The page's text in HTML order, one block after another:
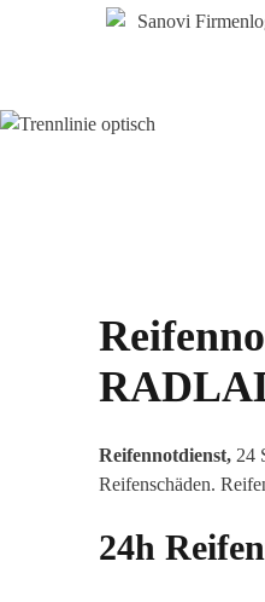
Reifennotdienst, 24
Reifenschäden.
24h